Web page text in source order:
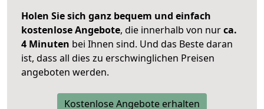
Holen Sie sich ganz bequem und einfach
kostenlose Angebote, die innerhalb von nurca.
4 Minuten bei Ihnen sind. Und das Beste daran
ist, dass all dies zu erschwinglichen Preisen
angeboten werden.
Kostenlose Angebote erhalten